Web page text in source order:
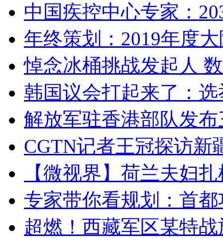
中国疾控中心专家：
年终策划：2019年度
悼念冰桶挑战发起人
韩国议会打起来了：
解放军驻香港部队发
CGTN记者王冠探访新
【微视界】荷兰夫妇
专家带你看规划：首
超燃！西藏军区某特